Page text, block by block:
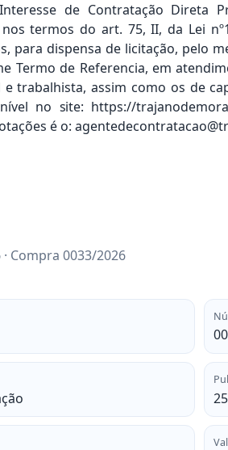
de Contratação Direta
termos do art. 75, II, da Lei
para dispensa de licitação, pelo
Termo de Referencia, em
trabalhista, assim como os de
no site: https://
é o:
Compra 0033/2026